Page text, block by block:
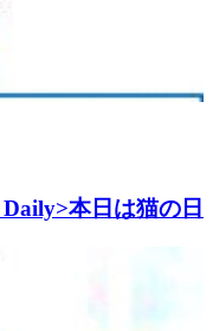
本日は猫の日